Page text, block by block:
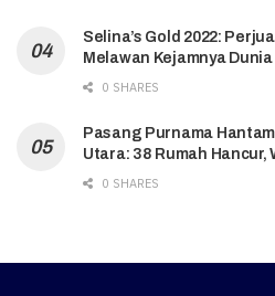
Selina’s Gold 2022:
Melawan Kejamnya
0 SHARES
Pasang Purnama
Utara: 38 Rumah
0 SHARES